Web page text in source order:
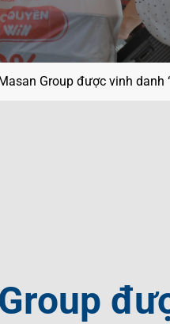
Nam
Group được vinh danh